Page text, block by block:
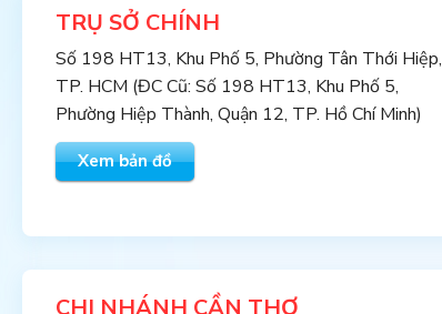
TRỤ SỞ CHÍNH
Số 198 HT13, Khu Phố 5, Phường Tân Thới Hiệp,
TP. HCM (ĐC Cũ: Số 198 HT13, Khu Phố 5,
Phường Hiệp Thành, Quận 12, TP. Hồ Chí Minh)
Xem bản đồ